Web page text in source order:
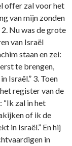
offer zal voor het
van mijn zonden
Nu was de grote
van Israël
staan en zei:
te brengen,
Israël.” 3. Toen
register van de
zal in het
of ik de
in Israël.” En hij
in